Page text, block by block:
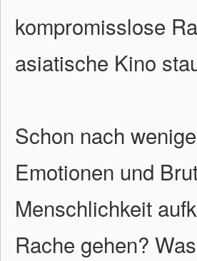
kompromisslose
asiatische Kino
Schon nach
Emotionen und
Menschlichkeit
Rache gehen?